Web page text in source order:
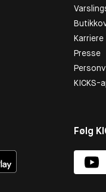
Karriere
Presse
KICKS-
Følg